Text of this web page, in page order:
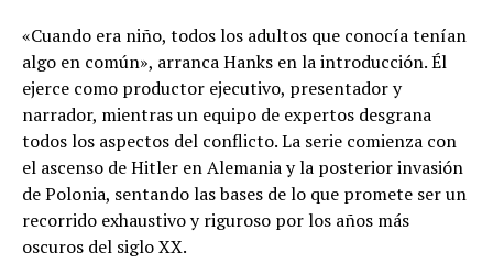
«Cuando era niño, todos los adultos que conocía tenían
algo en común», arranca Hanks en la introducción. Él
ejerce como productor ejecutivo, presentador y
narrador, mientras un equipo de expertos desgrana
todos los aspectos del conflicto. La serie comienza con
el ascenso de Hitler en Alemania y la posterior invasión
de Polonia, sentando las bases de lo que promete ser un
recorrido exhaustivo y riguroso por los años más
oscuros del siglo XX.